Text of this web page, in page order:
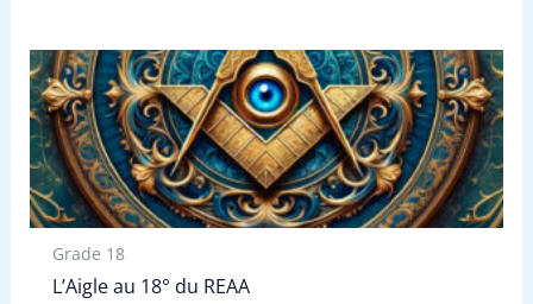
Grade 18
L’Aigle au 18° du REAA